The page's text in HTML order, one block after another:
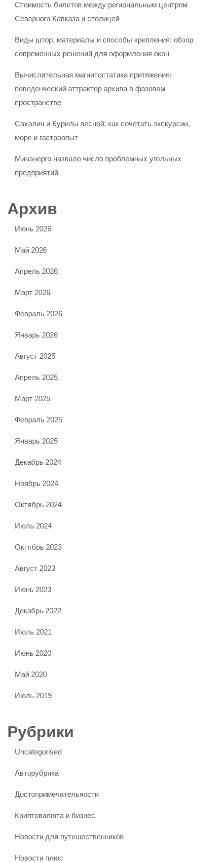
Стоимость билетов между региональным центром
Северного Кавказа и столицей
Виды штор, материалы и способы крепления: обзор
современных решений для оформления окон
Вычислительная магнитостатика притяжения:
поведенческий аттрактор архива в фазовом
пространстве
Сахалин и Курилы весной: как сочетать экскурсии,
море и гастроопыт
Минэнерго назвало число проблемных угольных
предприятий
Архив
Июнь 2026
Май 2026
Апрель 2026
Март 2026
Февраль 2026
Январь 2026
Август 2025
Апрель 2025
Март 2025
Февраль 2025
Январь 2025
Декабрь 2024
Ноябрь 2024
Октябрь 2024
Июль 2024
Октябрь 2023
Август 2023
Июнь 2023
Декабрь 2022
Июль 2021
Июнь 2020
Май 2020
Июль 2019
Рубрики
Uncategorised
Авторубрика
Достопримечательности
Криптовалюта и бизнес
Новости для путешественников
Новости плюс